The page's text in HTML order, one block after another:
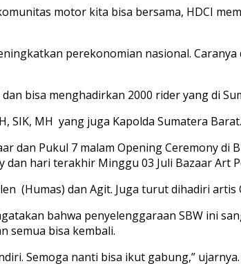
motor kita bisa bersama, HDCI
perekonomian nasional.
bisa menghadirkan 2000 rider yang di
MH yang juga Kapolda Sumatera
dan Pukul 7 malam Opening Ceremony di
dan hari terakhir Minggu 03 Juli Bazaar Art
(Humas) dan Agit. Juga turut dihadiri artis
bahwa penyelenggaraan SBW ini
semua bisa kembali.
Semoga nanti bisa ikut gabung,” ujarnya.